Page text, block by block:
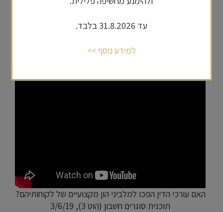
משרד המשפטים, באמצעות התיקון לחוק איסור
דין ורואי חשבון) 'לתחקר' את לקוחותיהם. המייצגים,
מוצאים את עצמם בתפקיד שאמור להיות של המדינה,
האם עורכי הדין הפכו למלביני הון מקצועיים של לקוחותיהם?
תוכנית סוגרים חשבון (הוט 3), 3/6/19
עד 31.8.2026 בלבד.
למידע נוסף >>